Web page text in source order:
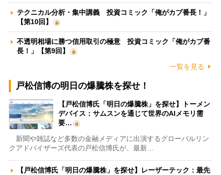
テクニカル分析・集中講義 投資コミック「俺がカブ番長！」
【第10回】
不透明相場に勝つ信用取引の極意 投資コミック「俺がカブ番
長！」【第9回】
一覧を見る
戸松信博の明日の爆騰株を探せ！
【戸松信博氏「明日の爆騰株」を探せ】トーメン
デバイス：サムスンを通じて世界のAIメモリ需
要…
新聞や雑誌など多数の金融メディアに出演するグローバルリン
クアドバイザーズ代表の戸松信博氏が、最新…
【戸松信博氏「明日の爆騰株」を探せ】レーザーテック：最先